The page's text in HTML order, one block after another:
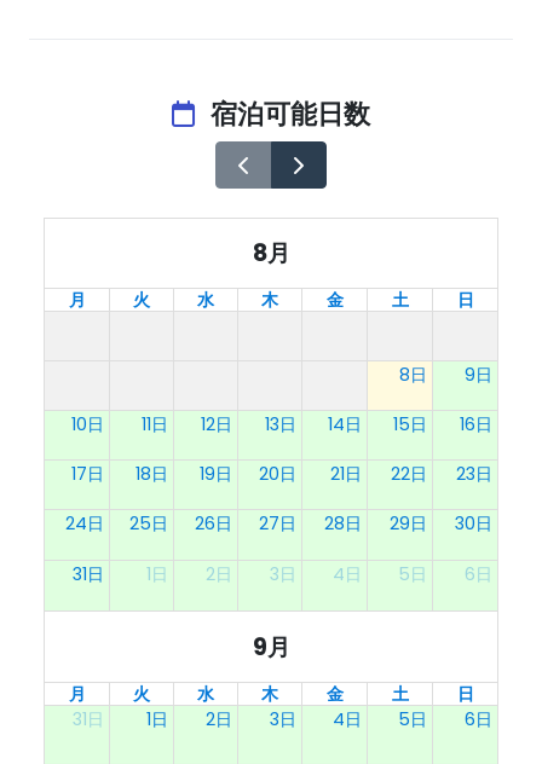
宿泊可能日数
8月
月 火 水 木 金 土 日
8日 9日
10日 11日 12日 13日 14日 15日 16日
17日 18日 19日 20日 21日 22日 23日
24日 25日 26日 27日 28日 29日 30日
31日 1日 2日 3日 4日 5日 6日
9月
月 火 水 木 金 土
日
31日
1日 2日 3日 4日 5日 6日